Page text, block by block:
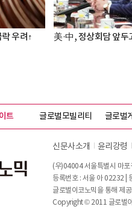
우려↑ 美·中, 정상회담 앞두
트 글로벌모빌리티 글로벌
신문사소개 윤리강령
(우)04004 서울특별시 마포
등록번호 : 서울 아 02232 |
글로벌이코노믹을 통해 제
Copyright © 2011 글로벌